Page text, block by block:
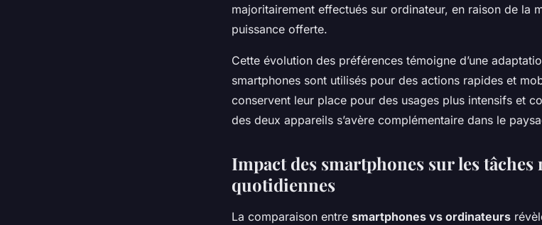
majoritairement effectués sur ordinateur, en raison de la
puissance offerte.
Cette évolution des préférences témoigne d’une
smartphones sont utilisés pour des actions rapides et
conservent leur place pour des usages plus intensifs et
des deux appareils s’avère complémentaire dans le
Impact des smartphones sur les
quotidiennes
La comparaison entre smartphones vs ordinateurs